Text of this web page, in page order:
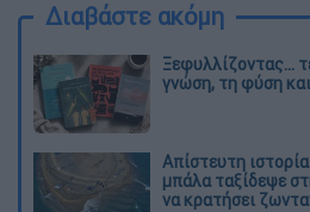
Διαβάστε ακόμη
Ξεφυλλίζοντας...
γνώση, τη φύση
Απίστευτη
μπάλα ταξίδεψε
να κρατήσει